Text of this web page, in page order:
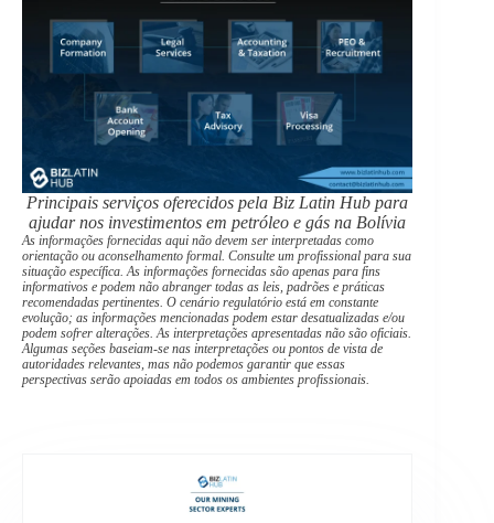
Principais serviços oferecidos pela Biz Latin Hub para
ajudar nos investimentos em petróleo e gás na Bolívia
As informações fornecidas aqui não devem ser interpretadas como
orientação ou aconselhamento formal. Consulte um profissional para sua
situação específica. As informações fornecidas são apenas para fins
informativos e podem não abranger todas as leis, padrões e práticas
recomendadas pertinentes. O cenário regulatório está em constante
evolução; as informações mencionadas podem estar desatualizadas e/ou
podem sofrer alterações. As interpretações apresentadas não são oficiais.
Algumas seções baseiam-se nas interpretações ou pontos de vista de
autoridades relevantes, mas não podemos garantir que essas
perspectivas serão apoiadas em todos os ambientes profissionais.